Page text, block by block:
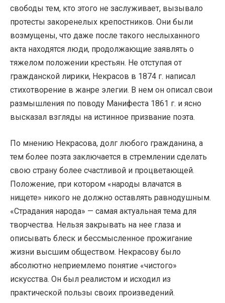
свободы тем, кто этого не заслуживает, вызывало
протесты закоренелых крепостников. Они были
возмущены, что даже после такого неслыханного
акта находятся люди, продолжающие заявлять о
тяжелом положении крестьян. Не отступая от
гражданской лирики, Некрасов в 1874 г. написал
стихотворение в жанре элегии. В нем он описал свои
размышления по поводу Манифеста 1861 г. и ясно
высказал взгляды на истинное призвание поэта.
По мнению Некрасова, долг любого гражданина, а
тем более поэта заключается в стремлении сделать
свою страну более счастливой и процветающей.
Положение, при котором «народы влачатся в
нищете» никого не должно оставлять равнодушным.
«Страдания народа» — самая актуальная тема для
творчества. Нельзя закрывать на нее глаза и
описывать блеск и бессмысленное прожигание
жизни высшим обществом. Некрасову было
абсолютно неприемлемо понятие «чистого»
искусства. Он был реалистом и исходил из
практической пользы своих произведений.